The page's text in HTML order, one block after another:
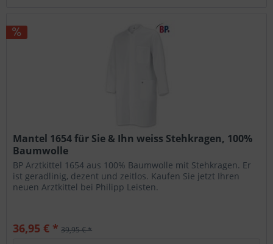
Mantel 1654 für Sie & Ihn weiss Stehkragen, 100%
Baumwolle
BP Arztkittel 1654 aus 100% Baumwolle mit Stehkragen. Er
ist geradlinig, dezent und zeitlos. Kaufen Sie jetzt Ihren
neuen Arztkittel bei Philipp Leisten.
36,95 € * 39,95 € *